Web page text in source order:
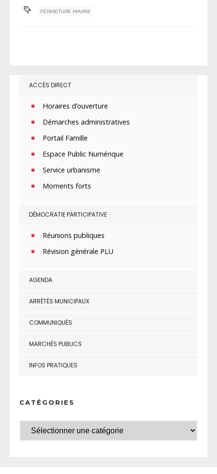
FERMETURE MAIRIE
ACCÈS DIRECT
Horaires d’ouverture
Démarches administratives
Portail Famille
Espace Public Numérique
Service urbanisme
Moments forts
DÉMOCRATIE PARTICIPATIVE
Réunions publiques
Révision générale PLU
AGENDA
ARRÊTÉS MUNICIPAUX
COMMUNIQUÉS
MARCHÉS PUBLICS
INFOS PRATIQUES
CATÉGORIES